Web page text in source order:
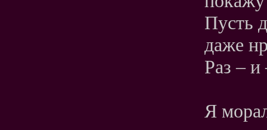
Пусть
даже
Раз –
Я